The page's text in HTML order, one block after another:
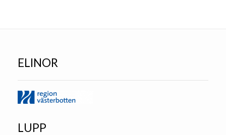
ELINOR
LUPP